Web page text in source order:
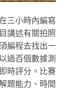
三小時內編寫
講述有關拍照
編程去找出一
過百個數據測
時評分。比賽
題能力、時間